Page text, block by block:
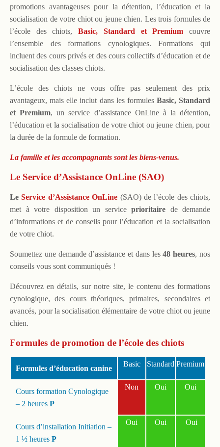
promotions avantageuses pour la détention, l’éducation et la
socialisation de votre chiot ou jeune chien. Les trois formules de
l’école des chiots,Basic, Standard et Premium couvre
l’ensemble des formations cynologiques. Formations qui
incluent des cours privés et des cours collectifs d’éducation et de
socialisation des classes chiots.
L’école des chiots ne vous offre pas seulement des prix
avantageux, mais elle inclut dans les formules Basic, Standard
et Premium, un service d’assistance OnLine à la détention,
l’éducation et la socialisation de votre chiot ou jeune chien, pour
la durée de la formule de formation.
La famille et les accompagnants sont les biens-venus.
Le Service d’Assistance OnLine (SAO)
LeService d’Assistance OnLine (SAO) de l’école des chiots,
met à votre disposition un service prioritaire de demande
d’informations et de conseils pour l’éducation et la socialisation
de votre chiot.
Soumettez une demande d’assistance et dans les48 heures, nos
conseils vous sont communiqués !
Découvrez en détails, sur notre site, le contenu des formations
cynologique, des cours théoriques, primaires, secondaires et
avancés, pour la socialisation élémentaire de votre chiot ou jeune
chien.
Formules de promotion de l’école des chiots
Formules d’éducation canine
Basic Standard Premium
Cours formation Cynologique
– 2 heures P
Non Oui Oui
Cours d’installation Initiation –
1 ½ heures P
Oui Oui Oui